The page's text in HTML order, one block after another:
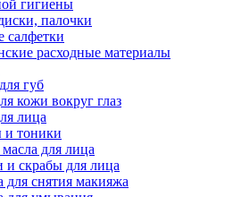
гигиены
палочки
расходные материалы
губ
кожи вокруг глаз
лица
и тоники
для лица
скрабы для лица
для снятия макияжа